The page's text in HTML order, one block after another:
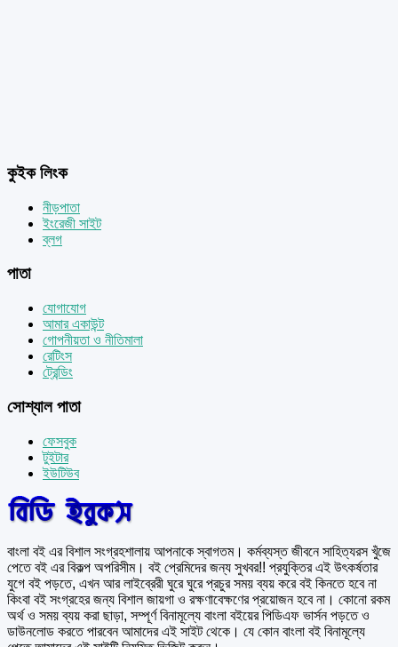
কুইক লিংক
নীড়পাতা
ইংরেজী সাইট
ব্লগ
পাতা
যোগাযোগ
আমার একাউন্ট
গোপনীয়তা ও নীতিমালা
রেটিংস
ট্রেন্ডিং
সোশ্যাল পাতা
ফেসবুক
টুইটার
ইউটিউব
বাংলা বই এর বিশাল সংগ্রহশালায় আপনাকে স্বাগতম। কর্মব্যস্ত জীবনে সাহিত্যরস খুঁজে
পেতে বই এর বিকল্প অপরিসীম। বই প্রেমিদের জন্য সুখবর!! প্রযুক্তির এই উৎকর্ষতার
যুগে বই পড়তে, এখন আর লাইব্রেরী ঘুরে ঘুরে প্রচুর সময় ব্যয় করে বই কিনতে হবে না
কিংবা বই সংগ্রহের জন্য বিশাল জায়গা ও রক্ষণাবেক্ষণের প্রয়োজন হবে না। কোনো রকম
অর্থ ও সময় ব্যয় করা ছাড়া, সম্পূর্ণ বিনামূল্যে বাংলা বইয়ের পিডিএফ ভার্সন পড়তে ও
ডাউনলোড করতে পারবেন আমাদের এই সাইট থেকে। যে কোন বাংলা বই বিনামূল্যে